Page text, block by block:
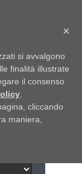
×
si avvalgono
finalità illustrate
il consenso
cliccando
maniera,